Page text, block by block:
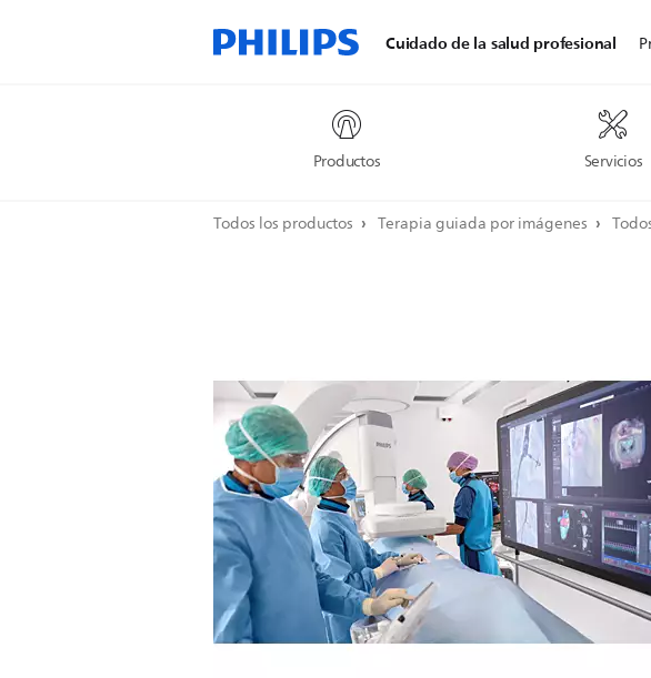
Cuidado de la salud profesional
Productos Servicios
Todos los productos Terapia guiada por imágenes